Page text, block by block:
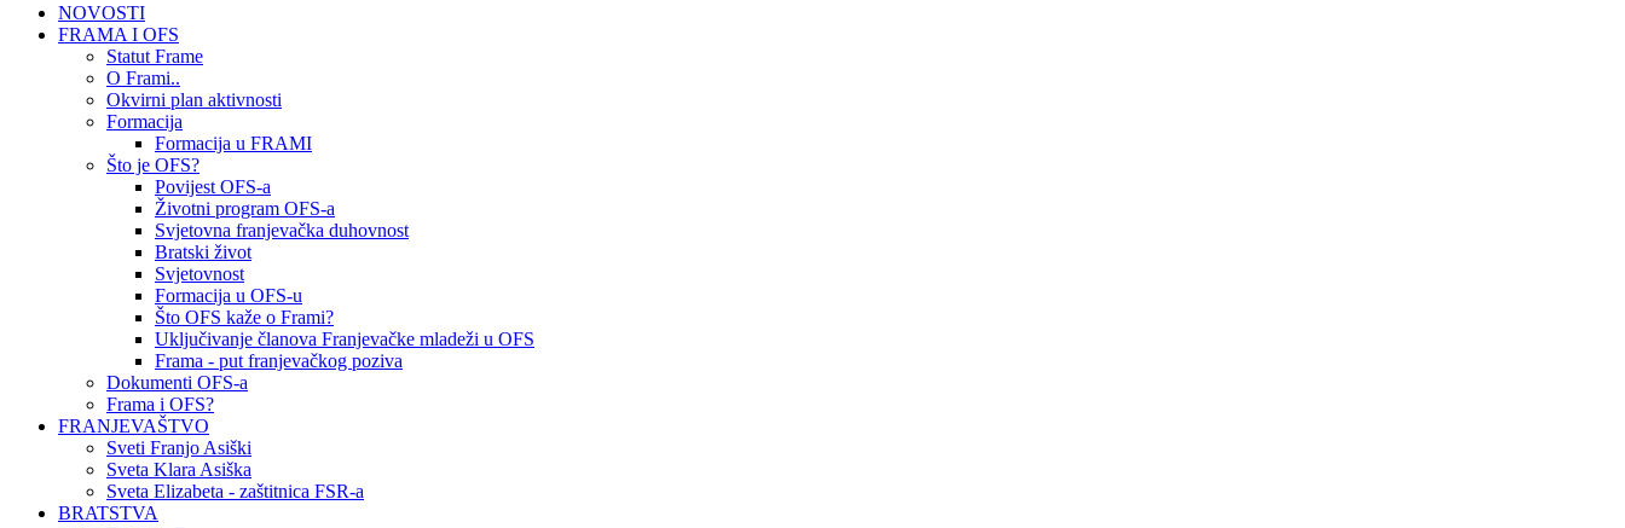
NOVOSTI
FRAMA I OFS
Statut Frame
O Frami..
Okvirni plan aktivnosti
Formacija
Formacija u FRAMI
Što je OFS?
Povijest OFS-a
Životni program OFS-a
Svjetovna franjevačka duhovnost
Bratski život
Svjetovnost
Formacija u OFS-u
Što OFS kaže o Frami?
Uključivanje članova Franjevačke mladeži u OFS
Frama - put franjevačkog poziva
Dokumenti OFS-a
Frama i OFS?
FRANJEVAŠTVO
Sveti Franjo Asiški
Sveta Klara Asiška
Sveta Elizabeta - zaštitnica FSR-a
BRATSTVA